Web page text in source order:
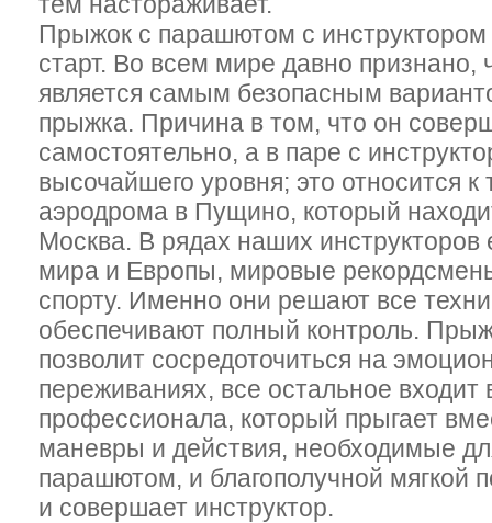
Прыжок с парашютом с
старт. Во всем мире давно признано,
является самым безопасным
прыжка. Причина в том, что он
самостоятельно, а в паре с
высочайшего уровня; это относится
аэродрома в Пущино, который
Москва. В рядах наших
мира и Европы, мировые
спорту. Именно они решают все
обеспечивают полный контроль.
позволит сосредоточиться на
переживаниях, все остальное входит
профессионала, который прыгает
маневры и действия, необходимые
парашютом, и благополучной мягкой
и совершает инструктор.